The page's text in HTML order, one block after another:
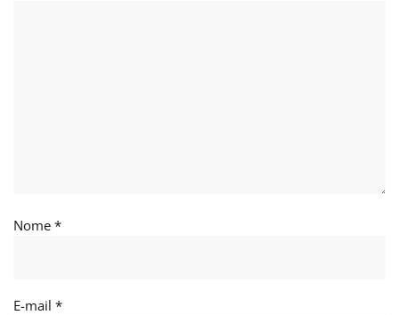
Nome *
E-mail *